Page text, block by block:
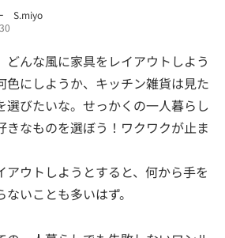
S.miyo
どんな風に家具をレイアウトしよう
色にしようか、キッチン雑貨は見た
選びたいな。せっかくの一人暮らし
きなものを選ぼう！ワクワクが止ま
アウトしようとすると、何から手を
いことも多いはず。